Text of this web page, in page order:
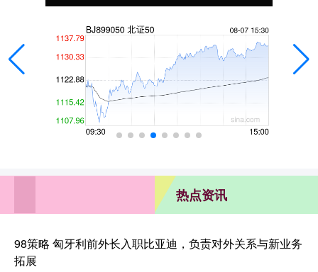
热点资讯
98策略 匈牙利前外长入职比亚迪，负责对外关系与新业务
拓展